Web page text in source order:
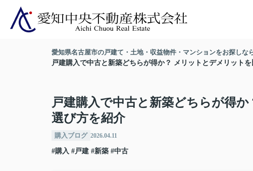
愛知県名古屋市の戸建て・土地・収益物件・マンションをお探しな
戸建購入で中古と新築どちらが得か？ メリットとデメリット
戸建購入で中古と新築どちらが得
選び方を紹介
購入ブログ 2026.04.11
#購入 #戸建 #新築 #中古